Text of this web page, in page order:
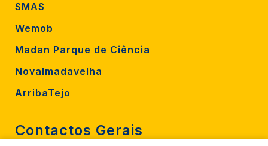
SMAS
Wemob
Madan Parque de Ciência
Novalmadavelha
ArribaTejo
Contactos Gerais